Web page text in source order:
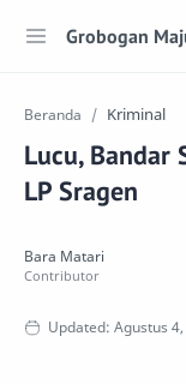
Grobogan
Beranda Kriminal
Lucu, Bandar
LP Sragen